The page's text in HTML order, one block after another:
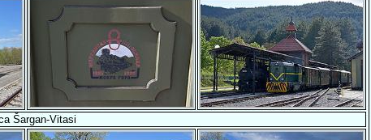
Šargan-Vitasi